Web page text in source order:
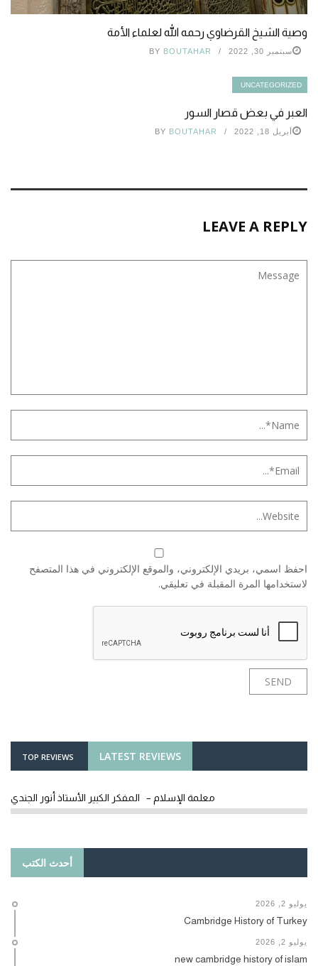
وصية الشيخ القرضاوي رحمه الله لعلماء الأمة
سبتمبر 30, 2022 BY BOUTAHAR
UNCATEGORIZED
العبر في بعض قصار السور
أبريل 18, 2022 BY BOUTAHAR
LEAVE A REPLY
احفظ اسمي، بريدي الإلكتروني، والموقع الإلكتروني في هذا المتصفح
لاستخدامها المرة المقبلة في تعليقي.
LATEST REVIEWS
TOP REVIEWS
معلمة الإسلام – المفكر الكبير الأستاذ أنور الجندي
أحدث الكتب
يوليو 2, 2026
Cambridge History of Turkey
يوليو 2, 2026
new cambridge history of islam